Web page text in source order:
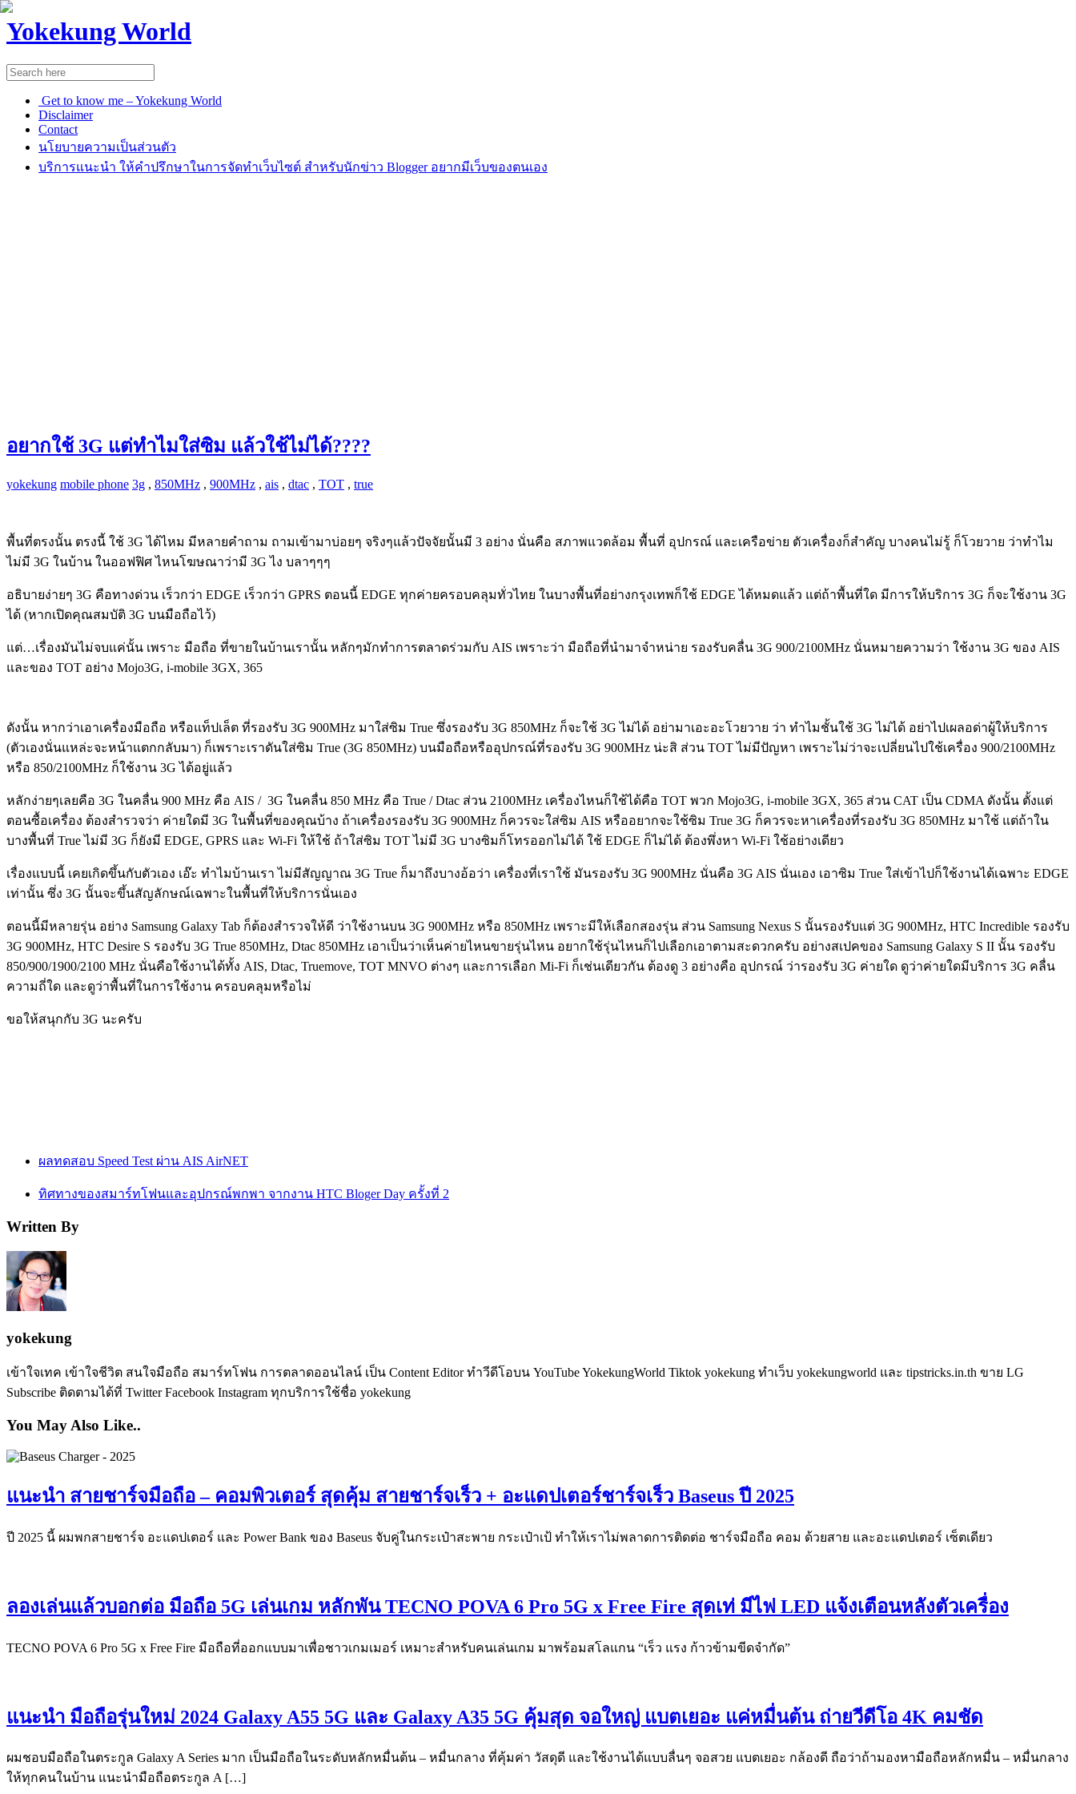
Yokekung World
Get to know me – Yokekung World
Disclaimer
Contact
นโยบายความเป็นส่วนตัว
บริการแนะนำ ให้คำปรึกษาในการจัดทำเว็บไซต์ สำหรับนักข่าว Blogger อยากมีเว็บของตนเอง
อยากใช้ 3G แต่ทำไมใส่ซิม แล้วใช้ไม่ได้????
yokekung mobile phone 3g , 850MHz , 900MHz , ais , dtac , TOT , true
พื้นที่ตรงนั้น ตรงนี้ ใช้ 3G ได้ไหม มีหลายคำถาม ถามเข้ามาบ่อยๆ จริงๆแล้วปัจจัยนั้นมี 3 อย่าง นั่นคือ สภาพแวดล้อม พื้นที่ อุปกรณ์ และเครือข่าย ตัวเครื่องก็สำคัญ บางคนไม่รู้ ก็โวยวาย ว่าทำไม
ไม่มี 3G ในบ้าน ในออฟฟิศ ไหนโฆษณาว่ามี 3G ไง บลาๆๆๆ
อธิบายง่ายๆ 3G คือทางด่วน เร็วกว่า EDGE เร็วกว่า GPRS ตอนนี้ EDGE ทุกค่ายครอบคลุมทั่วไทย ในบางพื้นที่อย่างกรุงเทพก็ใช้ EDGE ได้หมดแล้ว แต่ถ้าพื้นที่ใด มีการให้บริการ 3G ก็จะใช้งาน 3G
ได้ (หากเปิดคุณสมบัติ 3G บนมือถือไว้)
แต่…เรื่องมันไม่จบแค่นั้น เพราะ มือถือ ที่ขายในบ้านเรานั้น หลักๆมักทำการตลาดร่วมกับ AIS เพราะว่า มือถือที่นำมาจำหน่าย รองรับคลื่น 3G 900/2100MHz นั่นหมายความว่า ใช้งาน 3G ของ AIS
และของ TOT อย่าง Mojo3G, i-mobile 3GX, 365
ดังนั้น หากว่าเอาเครื่องมือถือ หรือแท็ปเล็ต ที่รองรับ 3G 900MHz มาใส่ซิม True ซึ่งรองรับ 3G 850MHz ก็จะใช้ 3G ไม่ได้ อย่ามาเอะอะโวยวาย ว่า ทำไมชั้นใช้ 3G ไม่ได้ อย่าไปเผลอด่าผู้ให้บริการ
(ตัวเองนั่นแหล่ะจะหน้าแตกกลับมา) ก็เพราะเราดันใส่ซิม True (3G 850MHz) บนมือถือหรืออุปกรณ์ที่รองรับ 3G 900MHz น่ะสิ ส่วน TOT ไม่มีปัญหา เพราะไม่ว่าจะเปลี่ยนไปใช้เครื่อง 900/2100MHz
หรือ 850/2100MHz ก็ใช้งาน 3G ได้อยู่แล้ว
หลักง่ายๆเลยคือ 3G ในคลื่น 900 MHz คือ AIS / 3G ในคลื่น 850 MHz คือ True / Dtac ส่วน 2100MHz เครื่องไหนก็ใช้ได้คือ TOT พวก Mojo3G, i-mobile 3GX, 365 ส่วน CAT เป็น CDMA ดังนั้น ตั้งแต่
ตอนซื้อเครื่อง ต้องสำรวจว่า ค่ายใดมี 3G ในพื้นที่ของคุณบ้าง ถ้าเครื่องรองรับ 3G 900MHz ก็ควรจะใส่ซิม AIS หรืออยากจะใช้ซิม True 3G ก็ควรจะหาเครื่องที่รองรับ 3G 850MHz มาใช้ แต่ถ้าใน
บางพื้นที่ True ไม่มี 3G ก็ยังมี EDGE, GPRS และ Wi-Fi ให้ใช้ ถ้าใส่ซิม TOT ไม่มี 3G บางซิมก็โทรออกไม่ได้ ใช้ EDGE ก็ไม่ได้ ต้องพึ่งหา Wi-Fi ใช้อย่างเดียว
เรื่องแบบนี้ เคยเกิดขึ้นกับตัวเอง เอ๊ะ ทำไมบ้านเรา ไม่มีสัญญาณ 3G True ก็มาถึงบางอ้อว่า เครื่องที่เราใช้ มันรองรับ 3G 900MHz นั่นคือ 3G AIS นั่นเอง เอาซิม True ใส่เข้าไปก็ใช้งานได้เฉพาะ EDGE
เท่านั้น ซึ่ง 3G นั้นจะขึ้นสัญลักษณ์เฉพาะในพื้นที่ให้บริการนั่นเอง
ตอนนี้มีหลายรุ่น อย่าง Samsung Galaxy Tab ก็ต้องสำรวจให้ดี ว่าใช้งานบน 3G 900MHz หรือ 850MHz เพราะมีให้เลือกสองรุ่น ส่วน Samsung Nexus S นั้นรองรับแต่ 3G 900MHz, HTC Incredible รองรับ
3G 900MHz, HTC Desire S รองรับ 3G True 850MHz, Dtac 850MHz เอาเป็นว่าเห็นค่ายไหนขายรุ่นไหน อยากใช้รุ่นไหนก็ไปเลือกเอาตามสะดวกครับ อย่างสเปคของ Samsung Galaxy S II นั้น รองรับ
850/900/1900/2100 MHz นั่นคือใช้งานได้ทั้ง AIS, Dtac, Truemove, TOT MNVO ต่างๆ และการเลือก Mi-Fi ก็เช่นเดียวกัน ต้องดู 3 อย่างคือ อุปกรณ์ ว่ารองรับ 3G ค่ายใด ดูว่าค่ายใดมีบริการ 3G คลื่น
ความถี่ใด และดูว่าพื้นที่ในการใช้งาน ครอบคลุมหรือไม่
ขอให้สนุกกับ 3G นะครับ
ผลทดสอบ Speed Test ผ่าน AIS AirNET
ทิศทางของสมาร์ทโฟนและอุปกรณ์พกพา จากงาน HTC Bloger Day ครั้งที่ 2
Written By
yokekung
เข้าใจเทค เข้าใจชีวิต สนใจมือถือ สมาร์ทโฟน การตลาดออนไลน์ เป็น Content Editor ทำวีดีโอบน YouTube YokekungWorld Tiktok yokekung ทำเว็บ yokekungworld และ tipstricks.in.th ขาย LG
Subscribe ติดตามได้ที่ Twitter Facebook Instagram ทุกบริการใช้ชื่อ yokekung
You May Also Like..
แนะนำ สายชาร์จมือถือ – คอมพิวเตอร์ สุดคุ้ม สายชาร์จเร็ว + อะแดปเตอร์ชาร์จเร็ว Baseus ปี 2025
ปี 2025 นี้ ผมพกสายชาร์จ อะแดปเตอร์ และ Power Bank ของ Baseus จับคู่ในกระเป๋าสะพาย กระเป๋าเป้ ทำให้เราไม่พลาดการติดต่อ ชาร์จมือถือ คอม ด้วยสาย และอะแดปเตอร์ เซ็ตเดียว
ลองเล่นแล้วบอกต่อ มือถือ 5G เล่นเกม หลักพัน TECNO POVA 6 Pro 5G x Free Fire สุดเท่ มีไฟ LED แจ้งเตือนหลังตัวเครื่อง
TECNO POVA 6 Pro 5G x Free Fire มือถือที่ออกแบบมาเพื่อชาวเกมเมอร์ เหมาะสำหรับคนเล่นเกม มาพร้อมสโลแกน “เร็ว แรง ก้าวข้ามขีดจำกัด”
แนะนำ มือถือรุ่นใหม่ 2024 Galaxy A55 5G และ Galaxy A35 5G คุ้มสุด จอใหญ่ แบตเยอะ แค่หมื่นต้น ถ่ายวีดีโอ 4K คมชัด
ผมชอบมือถือในตระกูล Galaxy A Series มาก เป็นมือถือในระดับหลักหมื่นต้น – หมื่นกลาง ที่คุ้มค่า วัสดุดี และใช้งานได้แบบลื่นๆ จอสวย แบตเยอะ กล้องดี ถือว่าถ้ามองหามือถือหลักหมื่น – หมื่นกลาง
ให้ทุกคนในบ้าน แนะนำมือถือตระกูล A […]